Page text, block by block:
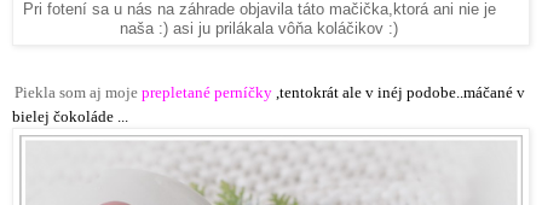
Pri fotení sa u nás na záhrade objavila táto mačička,ktorá ani nie je
naša :) asi ju prilákala vôňa koláčikov :)
Piekla som aj moje prepletané perníčky ,tentokrát ale v inéj podobe..máčané v
bielej čokoláde ...